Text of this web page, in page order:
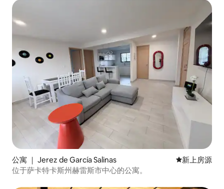
公寓 ｜ Jerez de García Salinas 新房源
新上房源
位于萨卡特卡斯州赫雷斯市中心的公寓。